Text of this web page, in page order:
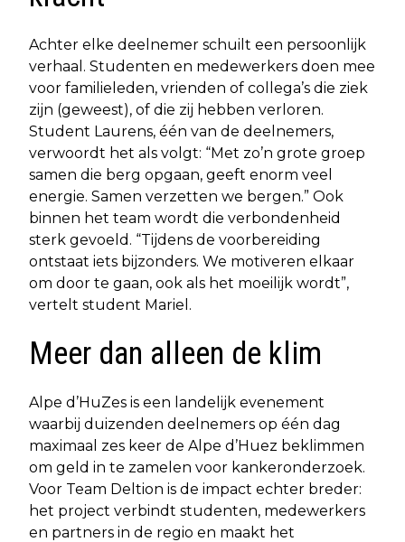
Achter elke deelnemer schuilt een persoonlijk
verhaal. Studenten en medewerkers doen mee
voor familieleden, vrienden of collega’s die ziek
zijn (geweest), of die zij hebben verloren.
Student Laurens, één van de deelnemers,
verwoordt het als volgt: “Met zo’n grote groep
samen die berg opgaan, geeft enorm veel
energie. Samen verzetten we bergen.” Ook
binnen het team wordt die verbondenheid
sterk gevoeld. “Tijdens de voorbereiding
ontstaat iets bijzonders. We motiveren elkaar
om door te gaan, ook als het moeilijk wordt”,
vertelt student Mariel.
Meer dan alleen de klim
Alpe d’HuZes is een landelijk evenement
waarbij duizenden deelnemers op één dag
maximaal zes keer de Alpe d’Huez beklimmen
om geld in te zamelen voor kankeronderzoek.
Voor Team Deltion is de impact echter breder:
het project verbindt studenten, medewerkers
en partners in de regio en maakt het